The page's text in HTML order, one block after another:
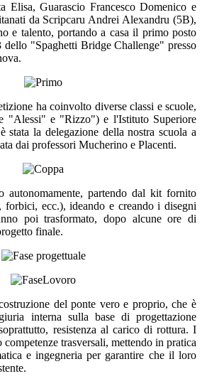
Elisa, Guarascio Francesco Domenico e
da Scripcaru Andrei Alexandru (5B),
e talento, portando a casa il primo posto
dello "Spaghetti Bridge Challenge" presso
ha coinvolto diverse classi e scuole,
"Alessi" e "Rizzo") e l'Istituto Superiore
stata la delegazione della nostra scuola a
dai professori Mucherino e Placenti.
autonomamente, partendo dal kit fornito
forbici, ecc.), ideando e creando i disegni
poi trasformato, dopo alcune ore di
finale.
del ponte vero e proprio, che è
interna sulla base di progettazione
resistenza al carico di rottura. I
trasversali, mettendo in pratica
e ingegneria per garantire che il loro